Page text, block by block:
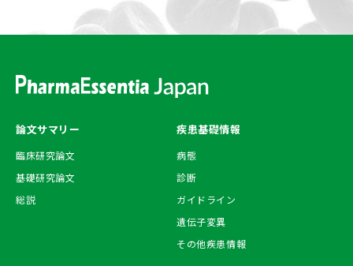
論文サマリー
臨床研究論文
基礎研究論文
総説
疾患基礎情報
病態
診断
ガイドライン
遺伝子変異
その他疾患情報